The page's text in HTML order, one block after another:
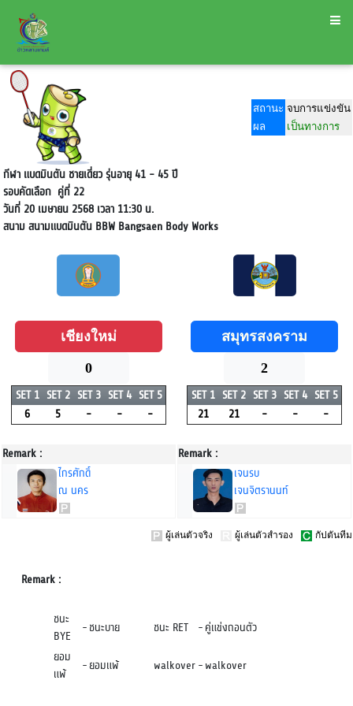
สถานะ จบการแข่งขัน
ผล
เป็นทางการ
กีฬา แบดมินตัน ชายเดี่ยว รุ่นอายุ 41 - 45 ปี
รอบคัดเลือกคู่ที่ 22
วันที่ 20 เมษายน 2568 เวลา 11:30 น.
สนามสนามแบดมินตัน BBW Bangsaen Body Works
เชียงใหม่
0
SET 1 SET 2 SET 3 SET 4 SET 5
6
5 - - -
Remark :
ไกรศักดิ์
ณ นคร
สมุทรสงคราม
2
SET 1 SET 2 SET 3 SET 4 SET 5
21
21 - - -
Remark :
เจนรบ
เจนจิตรานนท์
ผู้เล่นตัวจริง ผู้เล่นตัวสำรอง กัปตันทีม
Remark :
ชนะ
BYE
-ชนะบาย ชนะ RET -คู่แข่งถอนตัว
ยอม
แพ้
-ยอมแพ้ walkover-walkover